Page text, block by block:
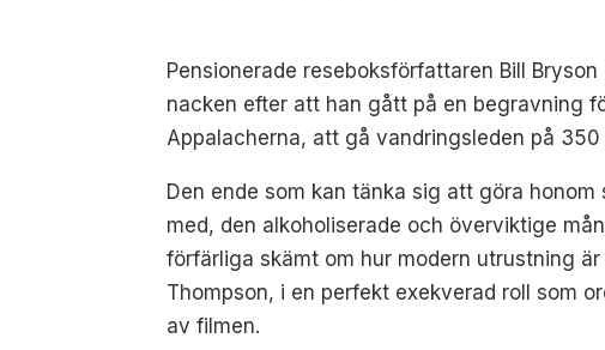
Pensionerade reseboksförfattaren Bill
nacken efter att han gått på en begravning
Appalacherna, att gå vandringsleden på
Den ende som kan tänka sig att göra
med, den alkoholiserade och överviktige
förfärliga skämt om hur modern utrustning
Thompson, i en perfekt exekverad roll som
av filmen.